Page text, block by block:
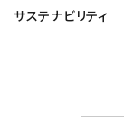
サステナビリティ